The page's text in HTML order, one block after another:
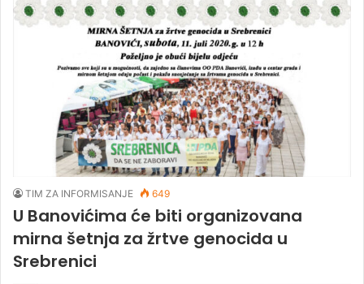
TIM ZA INFORMISANJE 649
U Banovićima će biti organizovana
mirna šetnja za žrtve genocida u
Srebrenici